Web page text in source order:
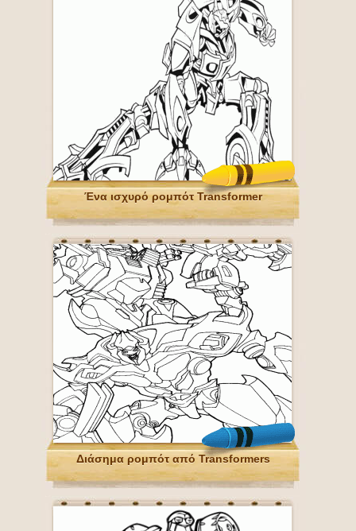
Ένα ισχυρό ρομπότ Transformer
Διάσημα ρομπότ από Transformers